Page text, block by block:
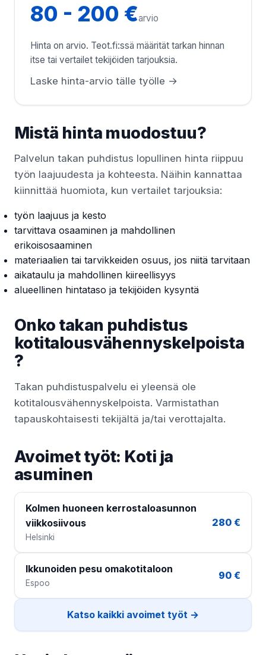
80 - 200 €arvio
Hinta on arvio. Teot.fi:ssä määrität tarkan hinnan
itse tai vertailet tekijöiden tarjouksia.
Laske hinta-arvio tälle työlle →
Mistä hinta muodostuu?
Palvelun takan puhdistus lopullinen hinta riippuu
työn laajuudesta ja kohteesta. Näihin kannattaa
kiinnittää huomiota, kun vertailet tarjouksia:
työn laajuus ja kesto
tarvittava osaaminen ja mahdollinen
erikoisosaaminen
materiaalien tai tarvikkeiden osuus, jos niitä tarvitaan
aikataulu ja mahdollinen kiireellisyys
alueellinen hintataso ja tekijöiden kysyntä
Onko takan puhdistus
kotitalousvähennyskelpoista
?
Takan puhdistuspalvelu ei yleensä ole
kotitalousvähennyskelpoista. Varmistathan
tapauskohtaisesti tekijältä ja/tai verottajalta.
Avoimet työt: Koti ja
asuminen
Kolmen huoneen kerrostaloasunnon
viikkosiivous
Helsinki
280 €
Ikkunoiden pesu omakotitaloon
Espoo
90 €
Katso kaikki avoimet työt →